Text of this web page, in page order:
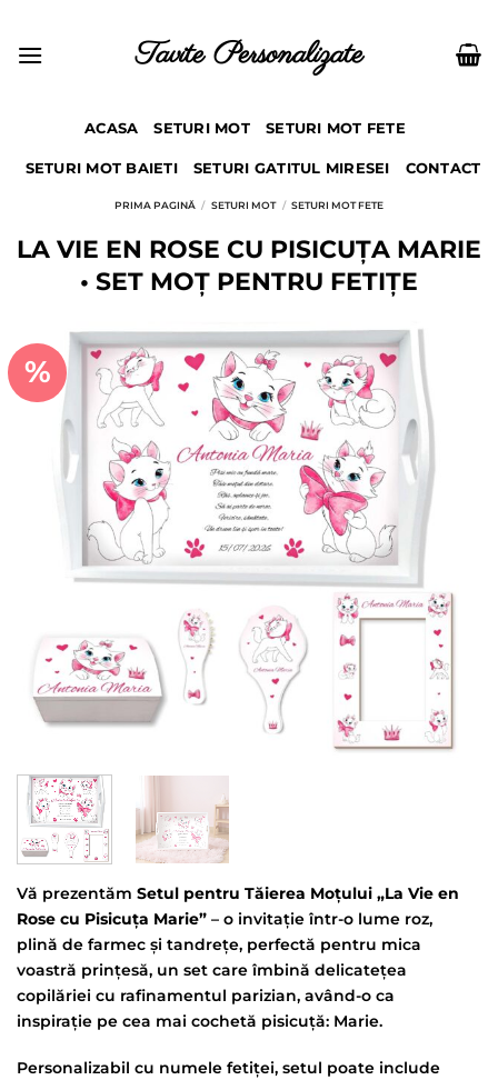
content
Tavite Personalizate
ACASA SETURI MOT SETURI MOT FETE
SETURI MOT BAIETI SETURI GATITUL MIRESEI CONTACT
PRIMA PAGINĂ / SETURI MOT / SETURI MOT FETE
LA VIE EN ROSE CU PISICUȚA MARIE
• SET MOȚ PENTRU FETIȚE
%
Vă prezentăm Setul pentru Tăierea Moțului „La Vie en
Rose cu Pisicuța Marie” – o invitație într-o lume roz,
plină de farmec și tandrețe, perfectă pentru mica
voastră prințesă, un set care îmbină delicatețea
copilăriei cu rafinamentul parizian, având-o ca
inspirație pe cea mai cochetă pisicuță: Marie.
Personalizabil cu numele fetiței, setul poate include